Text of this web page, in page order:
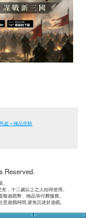
超＋極品坐騎
Reserved.
，十二歲以上之人始得使用。
遊戲幣、物品等付費服務。
遊戲時間,避免沉迷於遊戲。